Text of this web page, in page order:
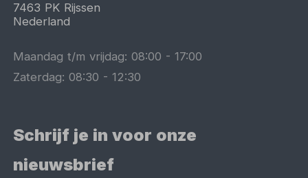
7463 PK Rijssen
Nederland
Maandag t/m vrijdag:08:00 -17:00
Zaterdag:08:30 -12:30
Schrijf je in voor onze
nieuwsbrief